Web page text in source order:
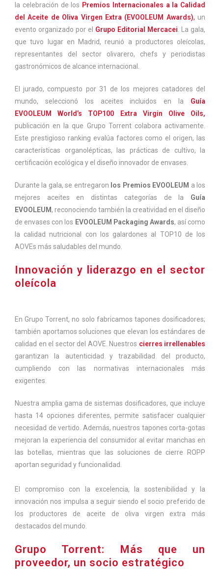
la celebración de los Premios Internacionales a la Calidad
del Aceite de Oliva Virgen Extra (EVOOLEUM Awards), un
evento organizado por el Grupo Editorial Mercacei . La gala,
que tuvo lugar en Madrid, reunió a productores oleícolas,
representantes del sector olivarero, chefs y periodistas
gastronómicos de alcance internacional.
El jurado, compuesto por 31 de los mejores catadores del
mundo, seleccionó los aceites incluidos en la Guía
EVOOLEUM World’s TOP100 Extra Virgin Olive Oils,
publicación en la que Grupo Torrent colabora activamente.
Este prestigioso ranking evalúa factores como el origen, las
características organolépticas, las prácticas de cultivo, la
certificación ecológica y el diseño innovador de envases.
Durante la gala, se entregaron los Premios EVOOLEUM a los
mejores aceites en distintas categorías de la Guía
EVOOLEUM, reconociendo también la creatividad en el diseño
de envases con los EVOOLEUM Packaging Awards, así como
la calidad nutricional con los galardones al TOP10 de los
AOVEs más saludables del mundo.
Innovación y liderazgo en el sector
oleícola
En Grupo Torrent, no solo fabricamos tapones dosificadores;
también aportamos soluciones que elevan los estándares de
calidad en el sector del AOVE. Nuestros cierres irrellenables
garantizan la autenticidad y trazabilidad del producto,
cumpliendo con las normativas internacionales más
exigentes.
Nuestra amplia gama de sistemas dosificadores, que incluye
hasta 14 opciones diferentes, permite satisfacer cualquier
necesidad de vertido. Además, nuestros tapones corta-gotas
mejoran la experiencia del consumidor al evitar manchas en
las botellas, mientras que las soluciones de cierre ROPP
aportan seguridad y funcionalidad.
El compromiso con la excelencia, la sostenibilidad y la
innovación nos impulsa a seguir siendo el socio preferido de
los productores de aceite de oliva virgen extra más
destacados del mundo.
Grupo Torrent: Más que un
proveedor, un socio estratégico